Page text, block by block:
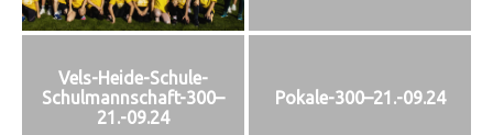
Vels-Heide-Schule-
Schulmannschaft-300–
21.-09.24
Pokale-300–21.-09.24